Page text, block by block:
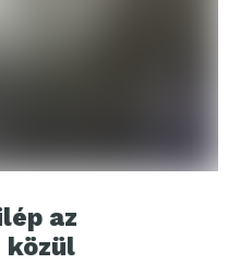
az
közül